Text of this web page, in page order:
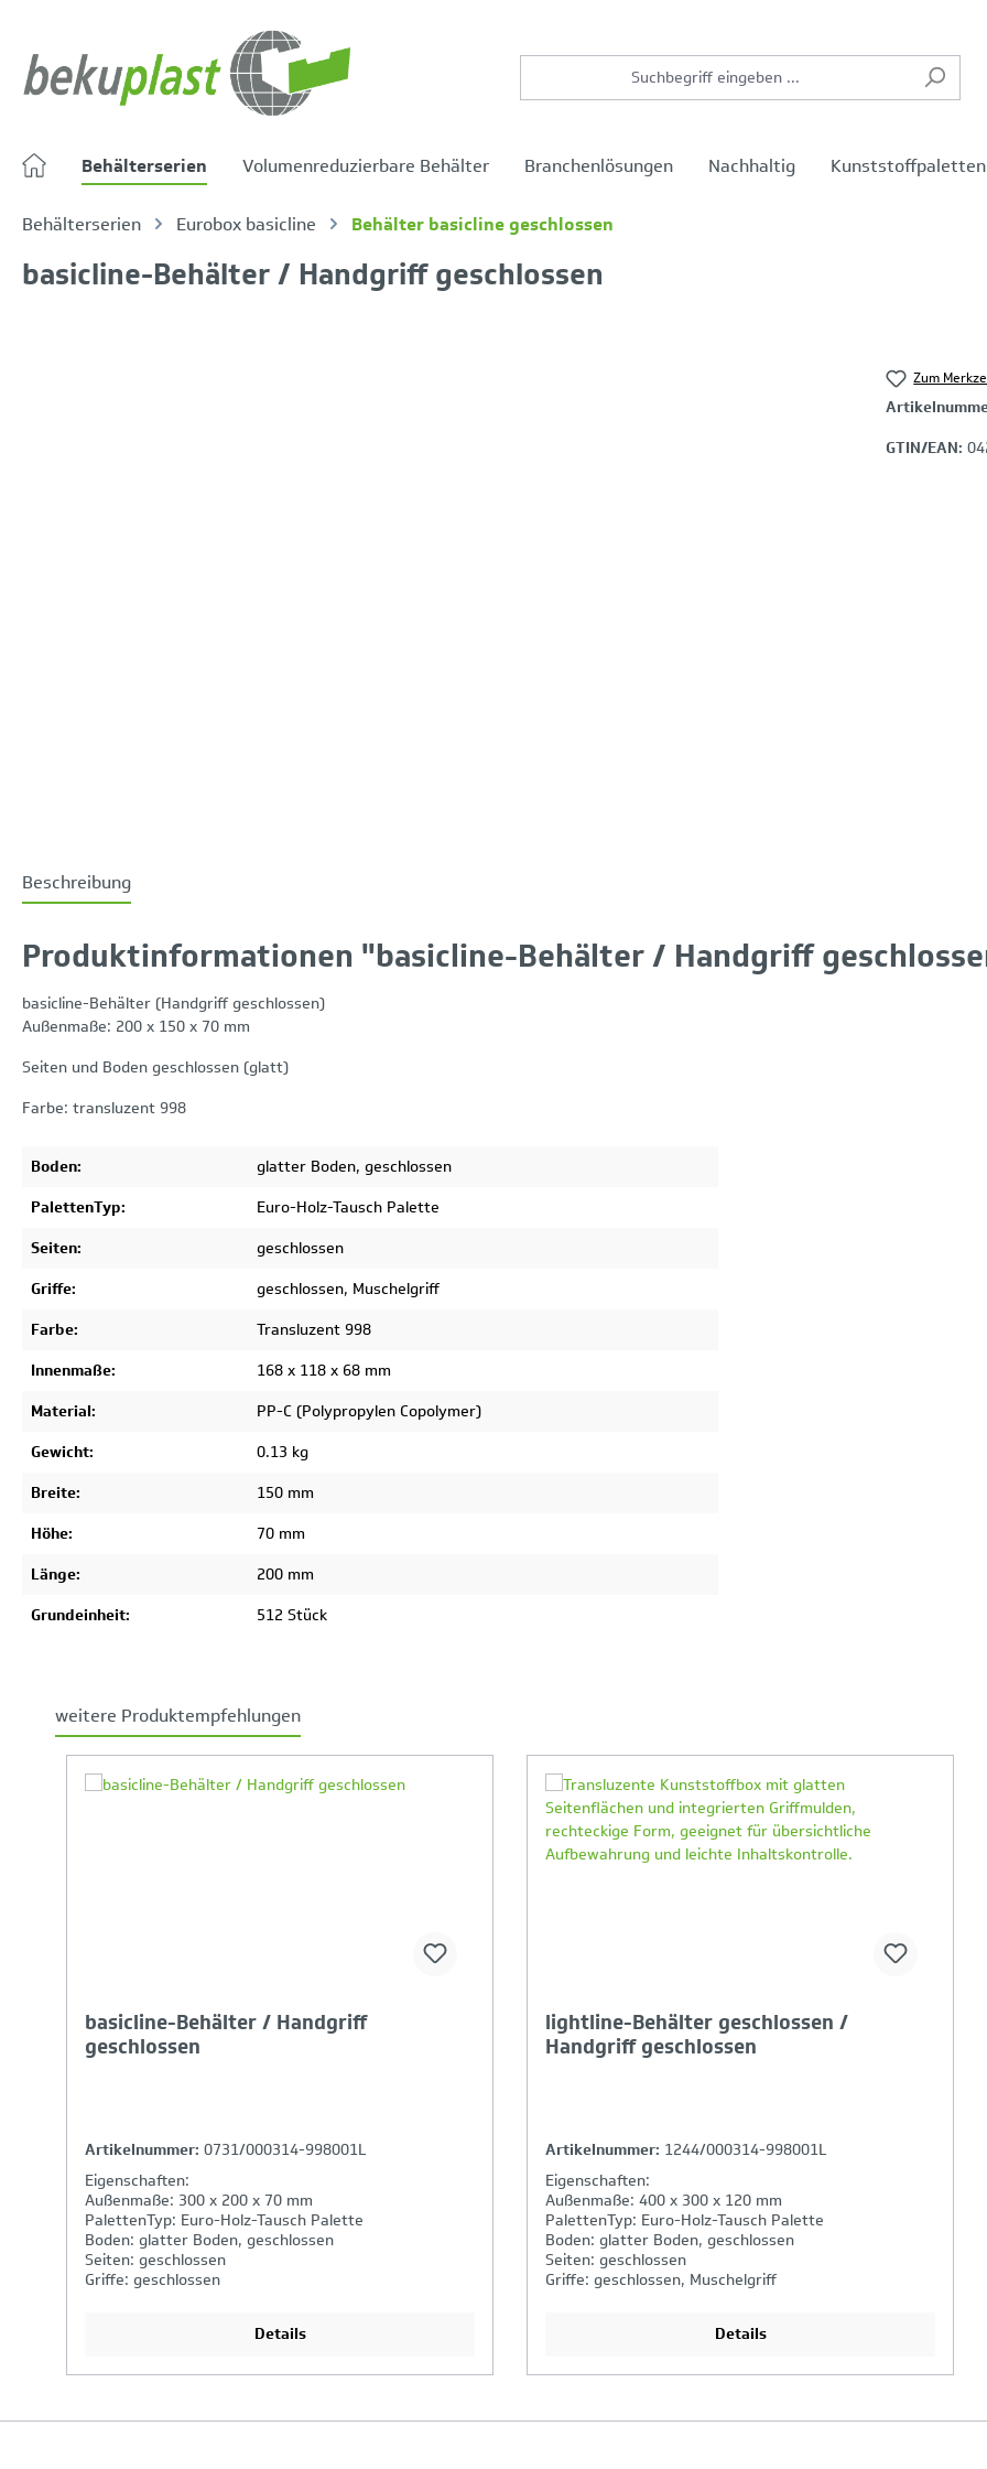
Behälterserien Volumenreduzierbare Behälter Branchenlösungen Nachhaltig Kunststoffpaletten
Behälterserien Eurobox basicline Behälter basicline geschlossen
basicline-Behälter / Handgriff geschlossen
Zum
GTIN/EAN:
Beschreibung
Produktinformationen "basicline-Behälter / Handgriff
basicline-Behälter (Handgriff geschlossen)
Außenmaße: 200 x 150 x 70 mm
Seiten und Boden geschlossen (glatt)
Farbe: transluzent 998
Boden:
glatter Boden, geschlossen
PalettenTyp:
Euro-Holz-Tausch Palette
Seiten:
geschlossen
Griffe:
geschlossen, Muschelgriff
Farbe:
Transluzent 998
Innenmaße:
168 x 118 x 68 mm
Material:
PP-C (Polypropylen Copolymer)
Gewicht:
0.13 kg
Breite:
150 mm
Höhe:
70 mm
Länge:
200 mm
Grundeinheit:
512 Stück
weitere Produktempfehlungen
Ihr Produktvergleich ist voll
basicline-Behälter / Handgriff
geschlossen
Artikelnummer: 0731/000314-998001L
Eigenschaften:
Außenmaße: 300 x 200 x 70 mm
PalettenTyp: Euro-Holz-Tausch Palette
Boden: glatter Boden, geschlossen
Seiten: geschlossen
Griffe: geschlossen
Details
Ihr Produktvergleich ist voll
lightline-Behälter geschlossen /
Handgriff geschlossen
Artikelnummer: 1244/000314-998001L
Eigenschaften:
Außenmaße: 400 x 300 x 120 mm
PalettenTyp: Euro-Holz-Tausch Palette
Boden: glatter Boden, geschlossen
Seiten: geschlossen
Griffe: geschlossen, Muschelgriff
Details